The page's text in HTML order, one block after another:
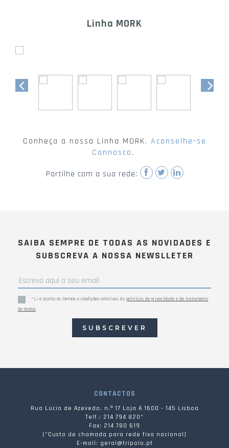
Linha MORK
Conheça a nossa Linha MORK. Aconselhe-se
Connosco.
Partilhe com a sua rede:
SAIBA SEMPRE DE TODAS AS NOVIDADES E
SUBSCREVA A NOSSA NEWSLLETER
*Li e aceito os termos e condições relativas às políticas de privacidade e de tratamento
de dados
SUBSCREVER
CONTACTOS
Rua Lúcio de Azevedo, n.º 17 Loja A 1600 - 145 Lisboa
Telf.: 214 794 820*
Fax: 214 780 619
(*Custo de chamada para rede fixa nacional)
E-mail: geral@tripolo.pt